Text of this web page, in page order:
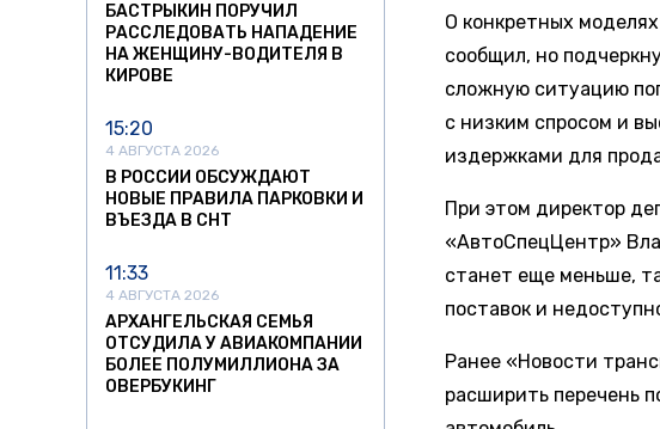
БАСТРЫКИН ПОРУЧИЛ
РАССЛЕДОВАТЬ НАПАДЕНИЕ
НА ЖЕНЩИНУ-ВОДИТЕЛЯ В
КИРОВЕ
15:20
4 АВГУСТА 2026
В РОССИИ ОБСУЖДАЮТ
НОВЫЕ ПРАВИЛА ПАРКОВКИ И
ВЪЕЗДА В СНТ
11:33
4 АВГУСТА 2026
АРХАНГЕЛЬСКАЯ СЕМЬЯ
ОТСУДИЛА У АВИАКОМПАНИИ
БОЛЕЕ ПОЛУМИЛЛИОНА ЗА
ОВЕРБУКИНГ
О конкретных
сообщил, но
сложную ситуацию
с низким спросом и
издержками для
При этом директор
«АвтоСпецЦентр»
станет еще меньше,
поставок и
Ранее «Новости
расширить перечень